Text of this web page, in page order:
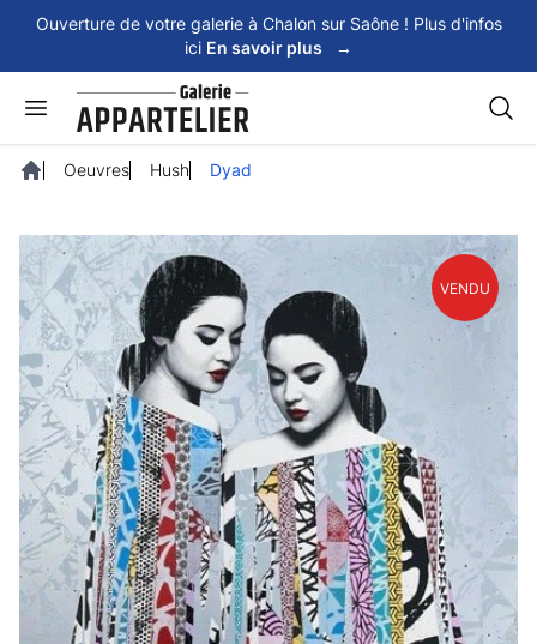
Ouverture de votre galerie à Chalon sur Saône ! Plus d'infos
ici En savoir plus →
Oeuvres Hush Dyad
VENDU
Panneau de gestion des cookies